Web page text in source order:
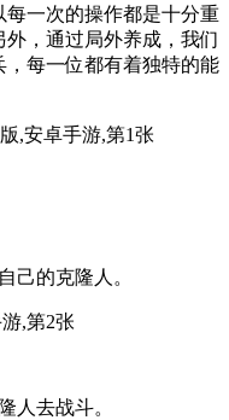
一次的操作都是十分重
，通过局外养成，我们
每一位都有着独特的能
己的克隆人。
人去战斗。